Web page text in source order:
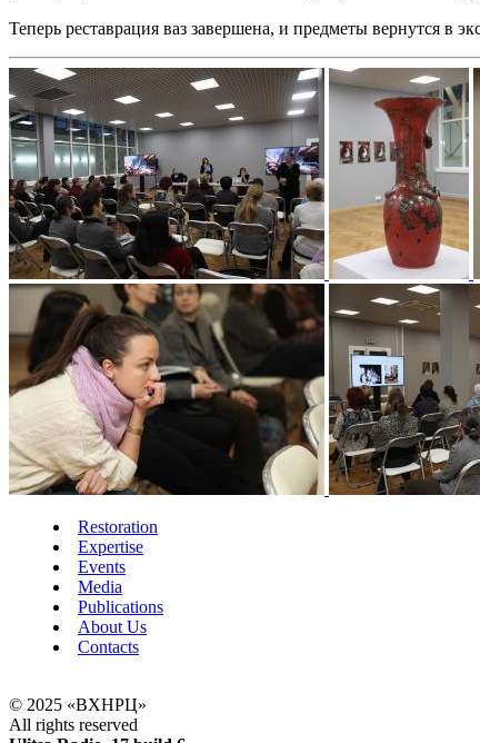
Теперь реставрация ваз завершена, и предметы вернутся в
Restoration
Expertise
Events
Media
Publications
About Us
Contacts
© 2025 «ВХНРЦ»
All rights reserved